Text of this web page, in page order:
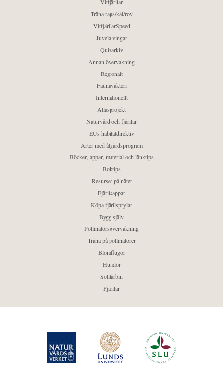
Vitfjärilar
Träna raps/kål/rov
VitfjärilarSpeed
Juvela vingar
Quizarkiv
Annan övervakning
Regionalt
Faunaväkteri
Internationellt
Atlasprojekt
Naturvård och fjärilar
EUs habitatdirektiv
Arter med åtgärdsprogram
Böcker, appar, material och länktips
Boktips
Resurser på nätet
Fjärilsappar
Köpa fjärilsprylar
Bygg själv
Pollinatörsövervakning
Träna på pollinatörer
Blomflugor
Humlor
Solitärbin
Fjärilar